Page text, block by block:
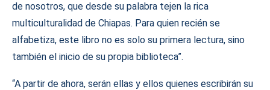
de nosotros, que desde su palabra tejen la rica
multiculturalidad de Chiapas. Para quien recién se
alfabetiza, este libro no es solo su primera lectura, sino
también el inicio de su propia biblioteca”.
“A partir de ahora, serán ellas y ellos quienes escribirán su